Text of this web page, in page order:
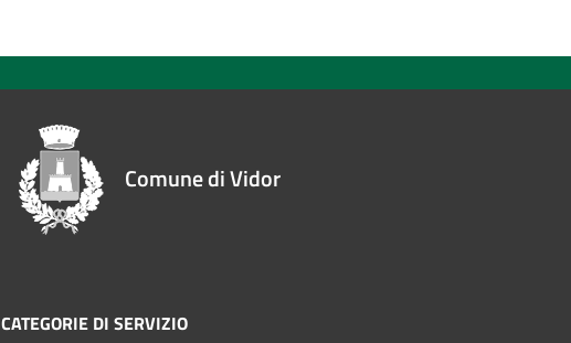
Comune di Vidor
CATEGORIE DI SERVIZIO